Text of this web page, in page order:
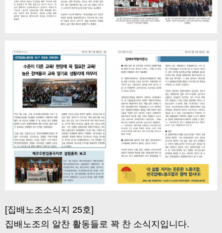
[집배노조소식지 25호]
집배노조의 알찬 활동들로 꽉 찬 소식지입니다.